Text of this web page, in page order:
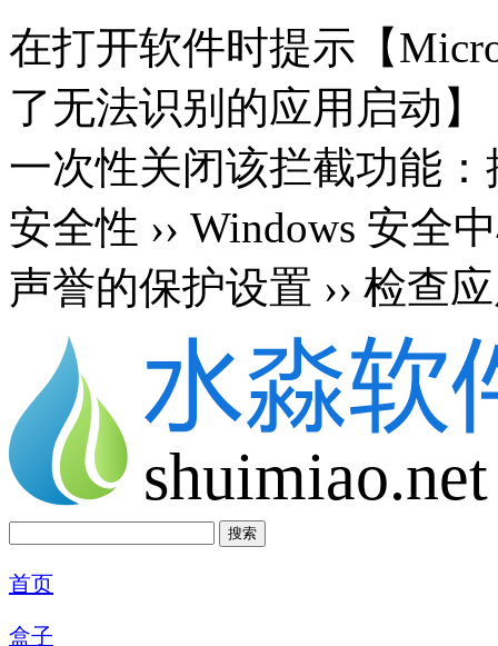
在打开软件时提示【
了无法识别的应用启动
一次性关闭该拦截功能：
安全性 ›› Windows 安全
声誉的保护设置 ›› 检查
shuimiao.net
首页
盒子